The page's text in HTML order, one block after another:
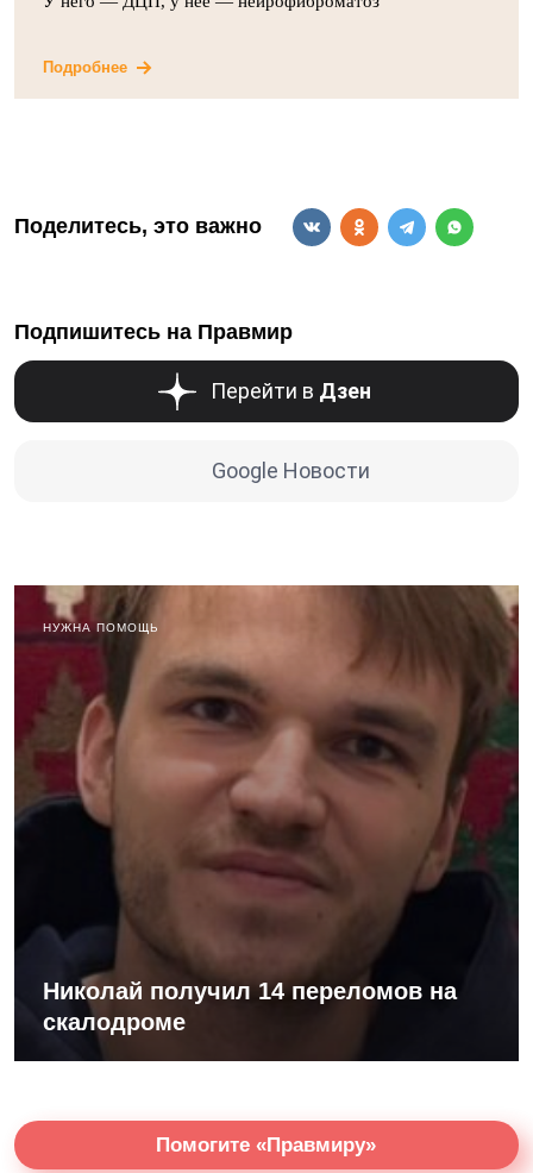
Подробнее
Поделитесь, это важно
Подпишитесь на Правмир
Перейти в Дзен
Google Новости
НУЖНА ПОМОЩЬ
Николай получил 14 переломов на
скалодроме
Помогите «Правмиру»